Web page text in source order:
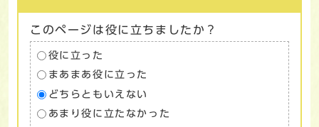
このページは役に立ちましたか？
役に立った
まあまあ役に立った
どちらともいえない
あまり役に立たなかった